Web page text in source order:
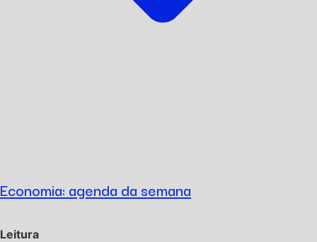
Economia: agenda da semana
Leitura